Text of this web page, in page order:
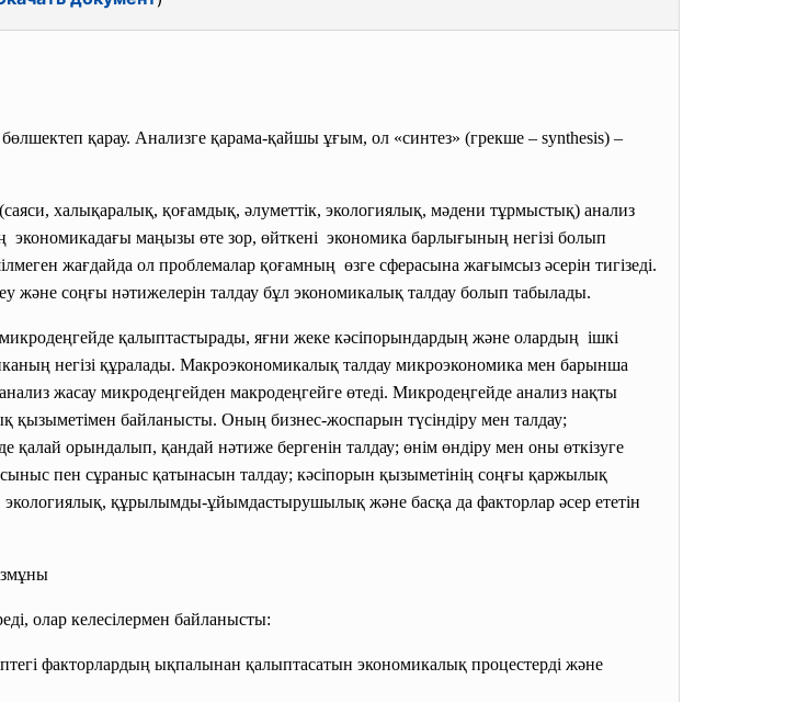
қарау. Анализге қарама-қайшы ұғым, ол «синтез» (грекше – synthesis) –
халықаралық, қоғамдық, әлуметтік, экологиялық, мәдени тұрмыстық) анализ
экономикадағы маңызы өте зор, өйткені экономика барлығының негізі болып
жағдайда ол проблемалар қоғамның өзге сферасына жағымсыз әсерін тигізеді.
соңғы нәтижелерін талдау бұл экономикалық талдау болып табылады.
қалыптастырады, яғни жеке кәсіпорындардың және олардың ішкі
негізі құралады. Макроэкономикалық талдау микроэкономика мен барынша
жасау микродеңгейден макродеңгейге өтеді. Микродеңгейде анализ нақты
байланысты. Оның бизнес-жоспарын түсіндіру мен талдау;
қалай орындалып, қандай нәтиже бергенін талдау; өнім өндіру мен оны өткізуге
пен сұраныс қатынасын талдау; кәсіпорын қызыметінің соңғы қаржылық
құрылымды-ұйымдастырушылық және басқа да факторлар әсер ететін
олар келесілермен байланысты:
факторлардың ықпалынан қалыптасатын экономикалық процестерді және